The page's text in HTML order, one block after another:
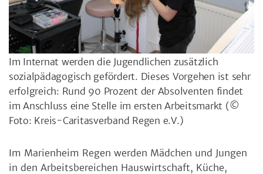
Im Internat werden die Jugendlichen zusätzlich
sozialpädagogisch gefördert. Dieses Vorgehen ist sehr
erfolgreich: Rund 90 Prozent der Absolventen findet
im Anschluss eine Stelle im ersten Arbeitsmarkt (©
Foto: Kreis-Caritasverband Regen e.V.)
Im Marienheim Regen werden Mädchen und Jungen
in den Arbeitsbereichen Hauswirtschaft, Küche,